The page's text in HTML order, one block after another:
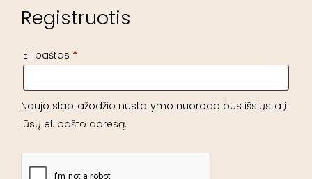
Registruotis
El. paštas *
Naujo slaptažodžio nustatymo nuoroda bus išsiųsta į
jūsų el. pašto adresą.